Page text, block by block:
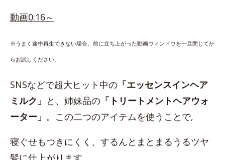
動画0:16～
※うまく途中再生できない場合、前に立ち上がった動画ウィンドウを一旦閉じてか
らお試しください。
SNSなどで超大ヒット中の 「エッセンスインヘア
ミルク」 と、姉妹品の 「トリートメントヘアウォ
ーター」 。この二つのアイテムを使うことで,
寝ぐせもつきにくく、するんとまとまるうるツヤ